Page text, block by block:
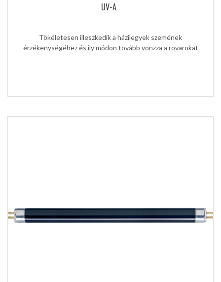
UV-A
Tökéletesen illeszkedik a házilegyek szemének
érzékenységéhez és ily módon tovább vonzza a rovarokat